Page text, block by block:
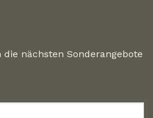
nächsten Sonderangebote